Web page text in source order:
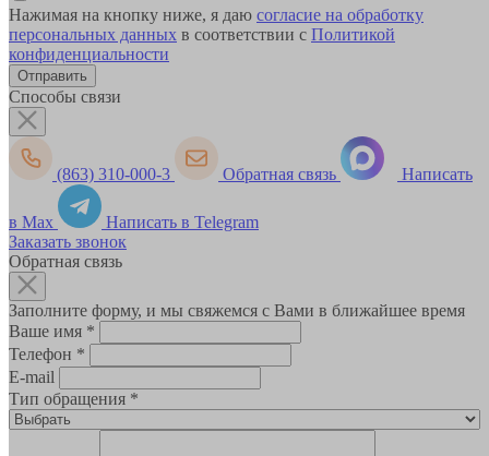
Нажимая на кнопку ниже, я даю согласие на обработку
персональных данных в соответствии с Политикой
конфиденциальности
Способы связи
(863) 310-000-3 Обратная связь Написать
в Max
Написать в Telegram
Заказать звонок
Обратная связь
Заполните форму, и мы свяжемся с Вами в ближайшее время
Ваше имя *
Телефон *
E-mail
Тип обращения *